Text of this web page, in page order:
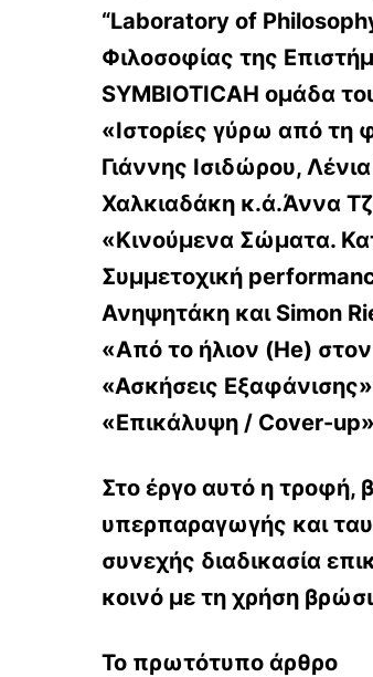
“Laboratory of
Φιλοσοφίας της
SYMBIOTICAΗ ομάδα
«Ιστορίες γύρω από τη
Γιάννης Ισιδώρου,
Χαλκιαδάκη κ.ά.Άννα
«Κινούμενα Σώματα.
Συμμετοχική
Ανηψητάκη και Simon
«Από το ήλιον (He)
«Ασκήσεις
«Επικάλυψη / Cover-up»
Στο έργο αυτό η τροφή,
υπερπαραγωγής και
συνεχής διαδικασία
κοινό με τη χρήση
Το πρωτότυπο άρθρο